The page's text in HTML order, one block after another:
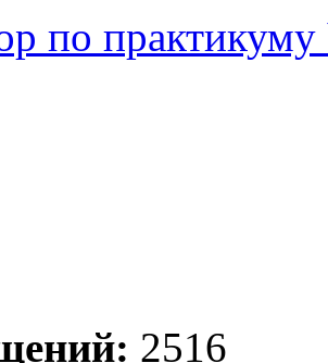
по
2516